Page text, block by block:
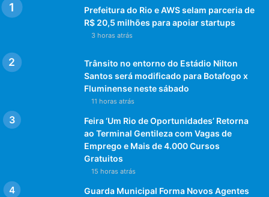
Prefeitura do Rio e AWS selam parceria de
R$ 20,5 milhões para apoiar startups
3 horas atrás
Trânsito no entorno do Estádio Nilton
Santos será modificado para Botafogo x
Fluminense neste sábado
11 horas atrás
Feira ‘Um Rio de Oportunidades’ Retorna
ao Terminal Gentileza com Vagas de
Emprego e Mais de 4.000 Cursos
Gratuitos
15 horas atrás
Guarda Municipal Forma Novos Agentes